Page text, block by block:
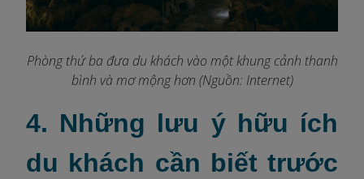
Phòng thứ ba đưa du khách vào một khung cảnh thanh
bình và mơ mộng hơn (Nguồn: Internet)
4. Những lưu ý hữu ích
du khách cần biết trước